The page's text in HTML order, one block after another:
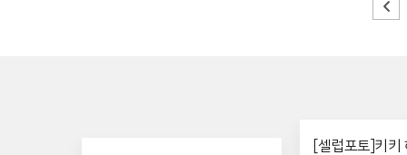
[셀럽포토]키키